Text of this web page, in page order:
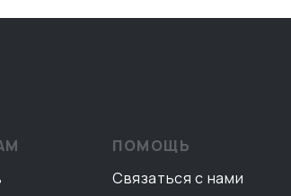
ПОМОЩЬ
Связаться с нами